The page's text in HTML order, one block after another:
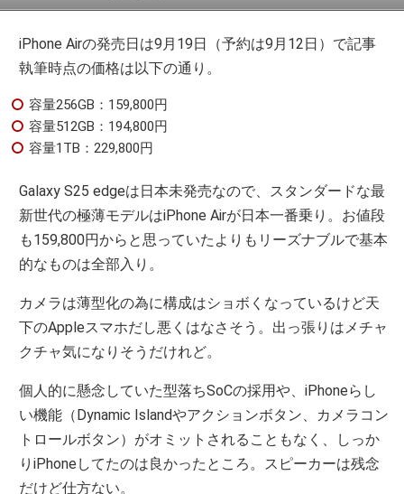
iPhone Airの発売日は9月19日（予約は9月12日）で記事
執筆時点の価格は以下の通り。
容量256GB：159,800円
容量512GB：194,800円
容量1TB：229,800円
Galaxy S25 edgeは日本未発売なので、スタンダードな最
新世代の極薄モデルはiPhone Airが日本一番乗り。お値段
も159,800円からと思っていたよりもリーズナブルで基本
的なものは全部入り。
カメラは薄型化の為に構成はショボくなっているけど天
下のAppleスマホだし悪くはなさそう。出っ張りはメチャ
クチャ気になりそうだけれど。
個人的に懸念していた型落ちSoCの採用や、iPhoneらし
い機能（Dynamic Islandやアクションボタン、カメラコン
トロールボタン）がオミットされることもなく、しっか
りiPhoneしてたのは良かったところ。スピーカーは残念
だけど仕方ない。